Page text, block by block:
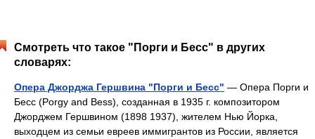
Смотреть что такое "Порги и Бесс" в других
словарях:
Опера Джорджа Гершвина "Порги и Бесс" — Опера Порги и
Бесс (Porgy and Bess), созданная в 1935 г. композитором
Джорджем Гершвином (1898 1937), жителем Нью Йорка,
выходцем из семьи евреев иммигрантов из России, является